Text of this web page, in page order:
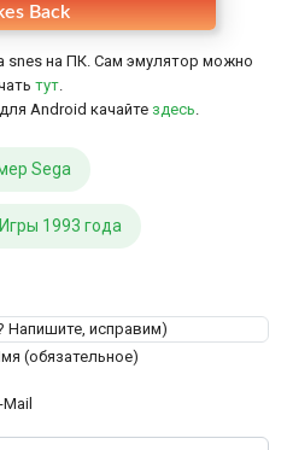
Back
snes на ПК. Сам эмулятор можно
тут.
Android качайте здесь.
Sega
Игры 1993 года
Напишите, исправим)
(обязательное)
Mail